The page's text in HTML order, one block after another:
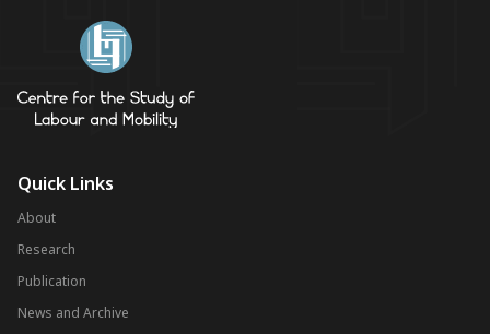
Quick Links
About
Research
Publication
News and Archive